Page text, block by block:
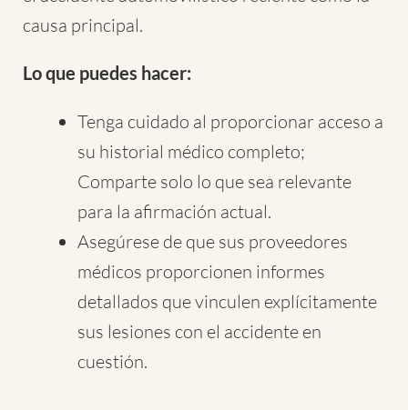
causa principal.
Lo que puedes hacer:
Tenga cuidado al proporcionar acceso a
su historial médico completo;
Comparte solo lo que sea relevante
para la afirmación actual.
Asegúrese de que sus proveedores
médicos proporcionen informes
detallados que vinculen explícitamente
sus lesiones con el accidente en
cuestión.